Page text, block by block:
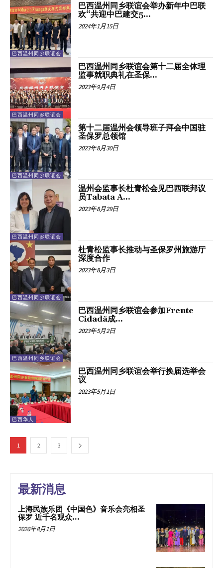
巴西温州同乡联谊会
巴西温州同乡联谊会举办新年中巴联
欢“共迎中巴建交5...
2024年1月15日
巴西温州同乡联谊会
巴西温州同乡联谊会第十二届全体理
监事就职典礼在圣保...
2023年9月4日
巴西温州同乡联谊会
第十二届温州会领导班子拜会中国驻
圣保罗总领馆
2023年8月30日
巴西温州同乡联谊会
温州会监事长杜青松会见巴西联邦议
员Tabata A...
2023年8月29日
巴西温州同乡联谊会
杜青松监事长推动与圣保罗州旅游厅
深度合作
2023年8月3日
巴西温州同乡联谊会
巴西温州同乡联谊会参加Frente
Cidadã成...
2023年5月2日
巴西华人
巴西温州同乡联谊会举行换届选举会
议
2023年5月1日
1 2 3
最新消息
上海民族乐团《中国色》音乐会亮相圣
保罗 近千名观众...
2026年8月1日